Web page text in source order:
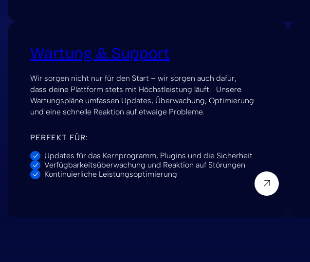
Wartung & Support
Wir sorgen nicht nur für den Start – wir sorgen auch dafür,
dass deine Plattform stets mit Höchstleistung läuft. Unsere
Wartungspläne umfassen Updates, Überwachung, Optimierung
und eine schnelle Reaktion auf etwaige Probleme.
PERFEKT FÜR:
Updates für das Kernprogramm, Plugins und die Sicherheit
Verfügbarkeitsüberwachung und Reaktion auf Störungen
Kontinuierliche Leistungsoptimierung